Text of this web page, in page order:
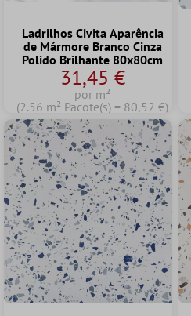
Ladrilhos Civita Aparência
de Mármore Branco Cinza
Polido Brilhante 80x80cm
31,45 €
por m²
(2.56 m² Pacote(s) = 80,52 €)